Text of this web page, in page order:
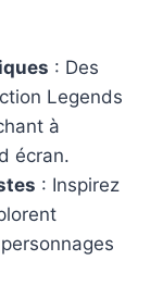
: Des
Legends
à
écran.
: Inspirez